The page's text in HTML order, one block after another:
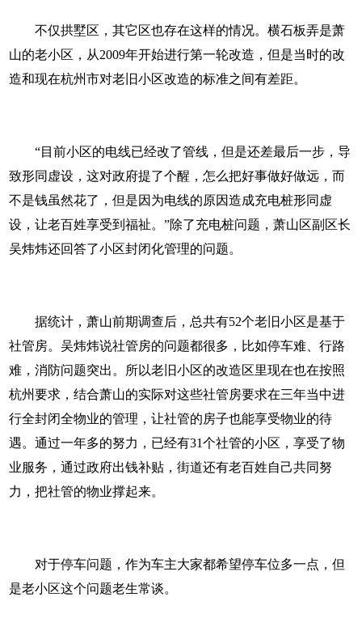
不仅拱墅区，其它区也存在这样的情况。横石板弄是萧
山的老小区，从2009年开始进行第一轮改造，但是当时的改
造和现在杭州市对老旧小区改造的标准之间有差距。
“目前小区的电线已经改了管线，但是还差最后一步，导
致形同虚设，这对政府提了个醒，怎么把好事做好做远，而
不是钱虽然花了，但是因为电线的原因造成充电桩形同虚
设，让老百姓享受到福祉。”除了充电桩问题，萧山区副区长
吴炜炜还回答了小区封闭化管理的问题。
据统计，萧山前期调查后，总共有52个老旧小区是基于
社管房。吴炜炜说社管房的问题都很多，比如停车难、行路
难，消防问题突出。所以老旧小区的改造区里现在也在按照
杭州要求，结合萧山的实际对这些社管房要求在三年当中进
行全封闭全物业的管理，让社管的房子也能享受物业的待
遇。通过一年多的努力，已经有31个社管的小区，享受了物
业服务，通过政府出钱补贴，街道还有老百姓自己共同努
力，把社管的物业撑起来。
对于停车问题，作为车主大家都希望停车位多一点，但
是老小区这个问题老生常谈。